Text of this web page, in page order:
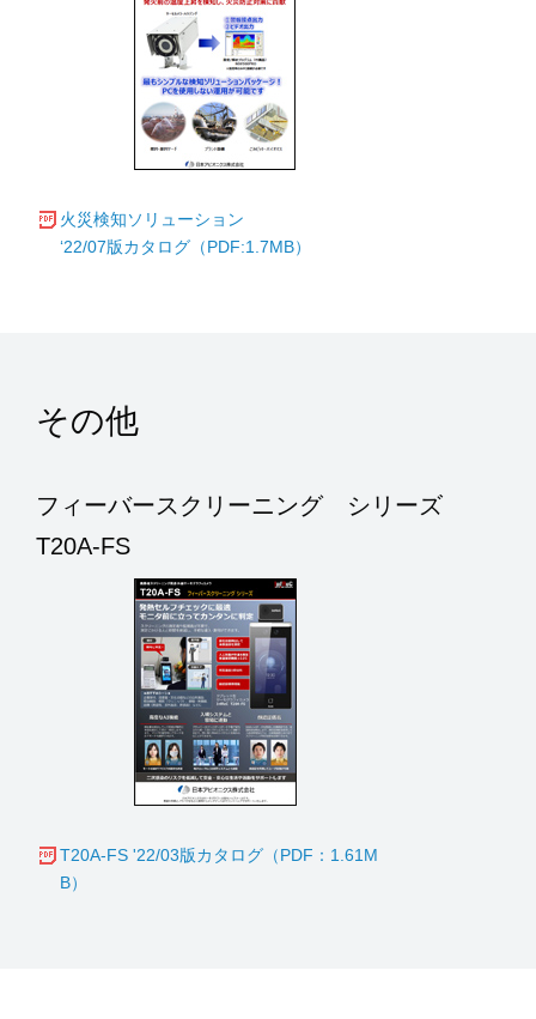
火災検知ソリューション
‘22/07版カタログ（PDF:1.7MB）
その他
フィーバースクリーニング シリーズ
T20A-FS
T20A-FS '22/03版カタログ（PDF：1.61M
B）